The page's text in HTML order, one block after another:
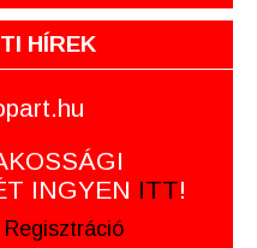
HÍREK
INGYEN ITT!
Regisztráció